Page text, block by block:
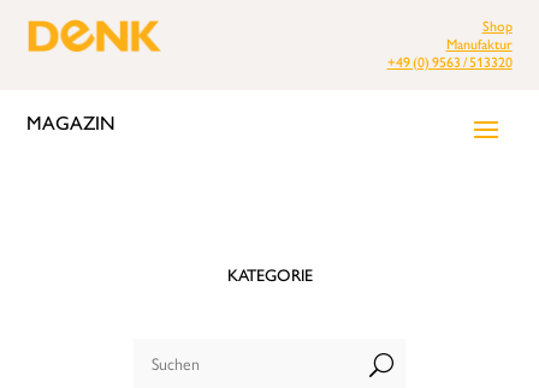
Shop
Manufaktur
+49 (0) 9563 / 513320
MAGAZIN
KATEGORIE
U